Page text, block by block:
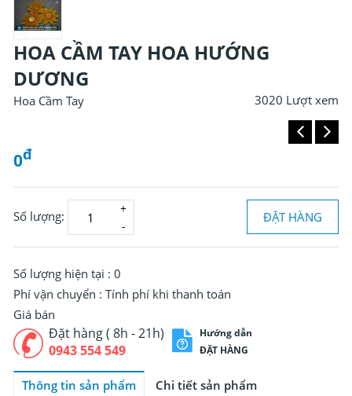
HOA CẦM TAY HOA HƯỚNG
DƯƠNG
Hoa Cầm Tay 3020 Lượt xem
0đ
Số lượng: ĐẶT HÀNG
0Đ
Số lượng hiện tại : 0
Phí vận chuyển : Tính phí khi thanh toán
Giá bán
Đặt hàng ( 8h - 21h)
0943 554 549
Hướng dẫn
ĐẶT HÀNG
Thông tin sản phẩm Chi tiết sản phẩm